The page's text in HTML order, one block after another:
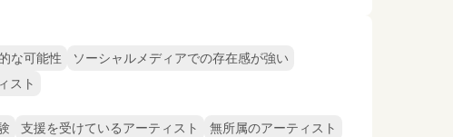
な可能性
ソーシャルメディアでの存在感が強い
スト
支援を受けているアーティスト 無所属のアーティスト